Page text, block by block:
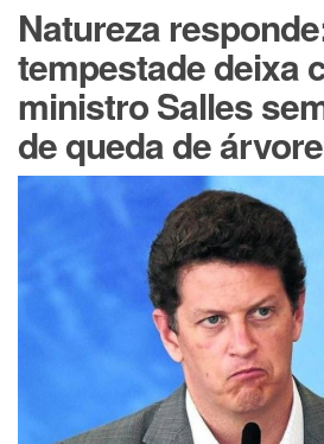
Natureza
tempestade deixa
ministro Salles
de queda de árvore